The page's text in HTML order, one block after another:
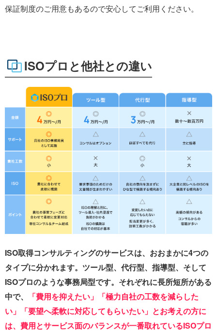
保証制度のご用意もあるので安心してご利用ください。
ISOプロと他社との違い
ISO取得コンサルティングのサービスは、おおまかに4つの
タイプに分かれます。ツール型、代行型、指導型、そして
ISOプロのような事務局型です。それぞれに長所短所がある
中で、
「費用を抑えたい」「極力自社の工数を減らした
い」「要望へ柔軟に対応してもらいたい」とお考えの方に
は、費用とサービス面のバランスが一番取れているISOプロ